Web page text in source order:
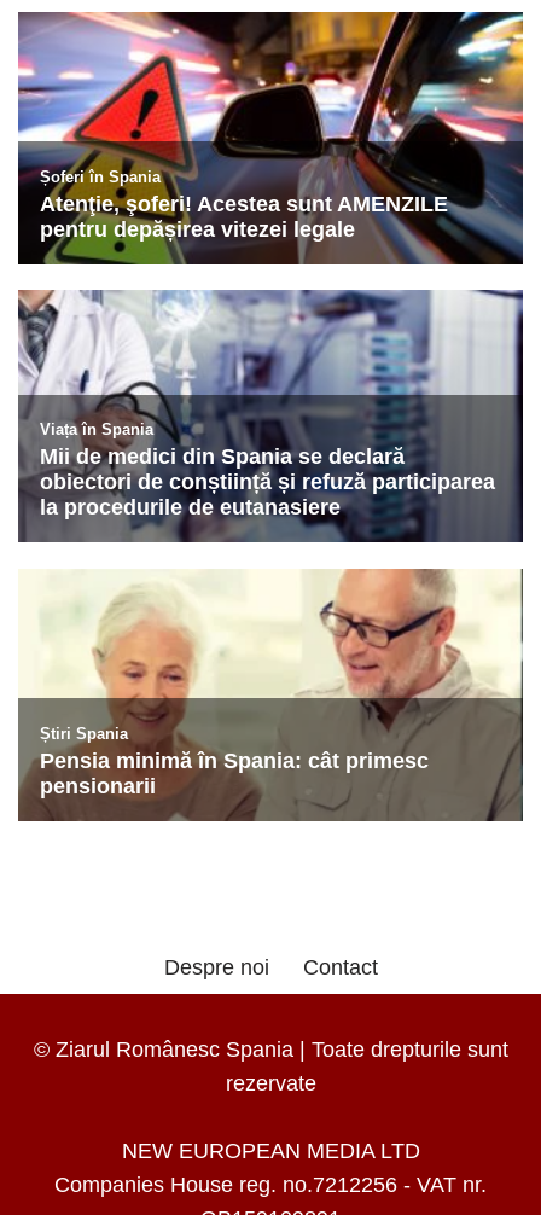
Despre noi Contact
© Ziarul Românesc Spania | Toate drepturile sunt
rezervate
NEW EUROPEAN MEDIA LTD
Companies House reg. no.7212256 - VAT nr.